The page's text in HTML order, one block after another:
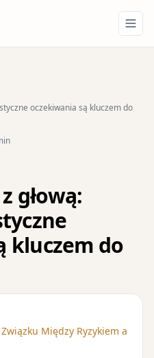
oczekiwania są kluczem do
głową:
kluczem do
Między Ryzykiem a